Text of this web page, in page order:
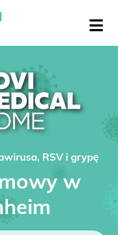
RSV i grypę
w